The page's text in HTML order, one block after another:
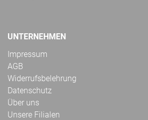
UNTERNEHMEN
Impressum
AGB
Widerrufsbelehrung
Datenschutz
Über uns
Unsere Filialen